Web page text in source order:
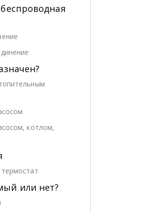
котлом,
или нет?